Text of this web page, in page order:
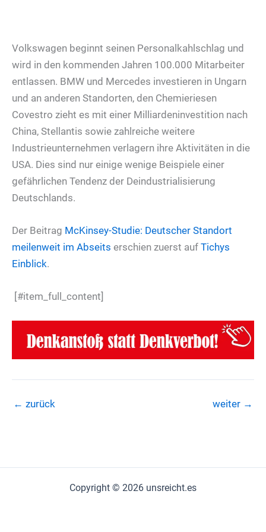
Volkswagen beginnt seinen Personalkahlschlag und
wird in den kommenden Jahren 100.000 Mitarbeiter
entlassen. BMW und Mercedes investieren in Ungarn
und an anderen Standorten, den Chemieriesen
Covestro zieht es mit einer Milliardeninvestition nach
China, Stellantis sowie zahlreiche weitere
Industrieunternehmen verlagern ihre Aktivitäten in die
USA. Dies sind nur einige wenige Beispiele einer
gefährlichen Tendenz der Deindustrialisierung
Deutschlands.
Der Beitrag McKinsey-Studie: Deutscher Standort
meilenweit im Abseits erschien zuerst auf Tichys
Einblick.
[#item_full_content]
← zurück weiter →
Copyright © 2026 unsreicht.es